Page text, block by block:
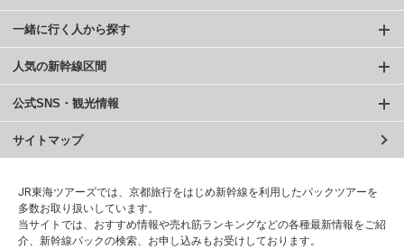
一緒に行く人から探す
人気の新幹線区間
公式SNS・観光情報
サイトマップ
JR東海ツアーズでは、京都旅行をはじめ新幹線を利用したパックツアーを
多数お取り扱いしています。
当サイトでは、おすすめ情報や売れ筋ランキングなどの各種最新情報をご紹
介、新幹線パックの検索、お申し込みもお受けしております。